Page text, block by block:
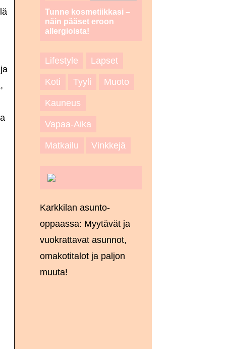
Tunne kosmetiikkasi –
näin pääset eroon
allergioista!
Lifestyle Lapset
Koti Tyyli Muoto
Kauneus
Vapaa-Aika
Matkailu Vinkkejä
Karkkilan asunto-
oppaassa: Myytävät ja
vuokrattavat asunnot,
omakotitalot ja paljon
muuta!